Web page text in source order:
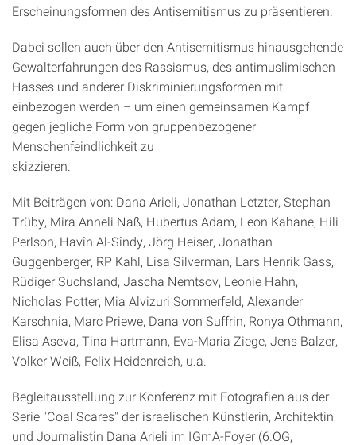
Erscheinungsformen des Antisemitismus zu präsentieren.
Dabei sollen auch über den Antisemitismus hinausgehende
Gewalterfahrungen des Rassismus, des antimuslimischen
Hasses und anderer Diskriminierungsformen mit
einbezogen werden – um einen gemeinsamen Kampf
gegen jegliche Form von gruppenbezogener
Menschenfeindlichkeit zu
skizzieren.
Mit Beiträgen von: Dana Arieli, Jonathan Letzter, Stephan
Trüby, Mira Anneli Naß, Hubertus Adam, Leon Kahane, Hili
Perlson, Havîn Al-Sîndy, Jörg Heiser, Jonathan
Guggenberger, RP Kahl, Lisa Silverman, Lars Henrik Gass,
Rüdiger Suchsland, Jascha Nemtsov, Leonie Hahn,
Nicholas Potter, Mia Alvizuri Sommerfeld, Alexander
Karschnia, Marc Priewe, Dana von Suffrin, Ronya Othmann,
Elisa Aseva, Tina Hartmann, Eva-Maria Ziege, Jens Balzer,
Volker Weiß, Felix Heidenreich, u.a.
Begleitausstellung zur Konferenz mit Fotografien aus der
Serie "Coal Scares" der israelischen Künstlerin, Architektin
und Journalistin Dana Arieli im IGmA-Foyer (6.OG,